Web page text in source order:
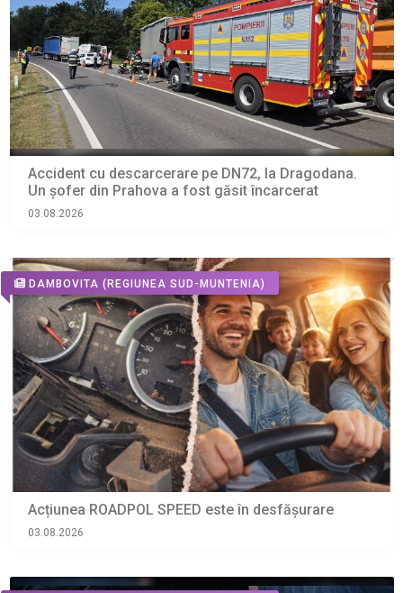
Accident cu descarcerare pe DN72, la Dragodana.
Un șofer din Prahova a fost găsit încarcerat
03.08.2026
DAMBOVITA (REGIUNEA SUD-MUNTENIA)
Acțiunea ROADPOL SPEED este în desfășurare
03.08.2026